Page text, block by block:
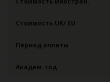
Стоимость UK/ EU
Период оплаты
Академ. год